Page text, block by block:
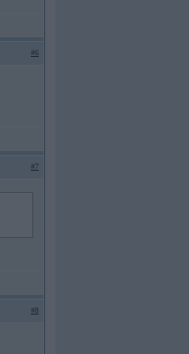
#6
#7
#8